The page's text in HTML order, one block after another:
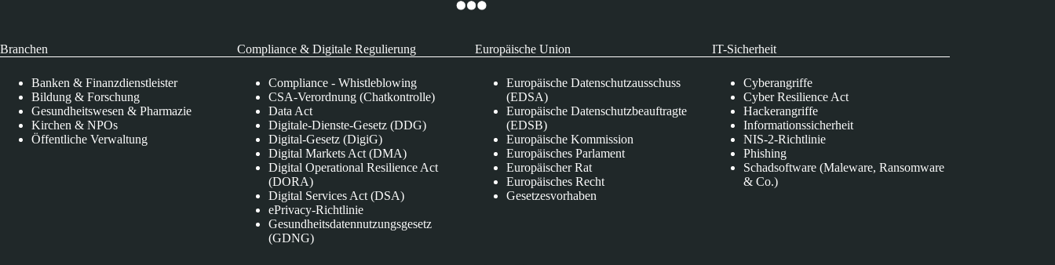
Branchen
Banken & Finanzdienstleister
Bildung & Forschung
Gesundheitswesen & Pharmazie
Kirchen & NPOs
Öffentliche Verwaltung
Compliance & Digitale Regulierung
Compliance - Whistleblowing
CSA-Verordnung (Chatkontrolle)
Data Act
Digitale-Dienste-Gesetz (DDG)
Digital-Gesetz (DigiG)
Digital Markets Act (DMA)
Digital Operational Resilience Act
(DORA)
Digital Services Act (DSA)
ePrivacy-Richtlinie
Gesundheitsdatennutzungsgesetz
(GDNG)
Europäische Union
Europäische Datenschutzausschuss
(EDSA)
Europäische Datenschutzbeauftragte
(EDSB)
Europäische Kommission
Europäisches Parlament
Europäischer Rat
Europäisches Recht
Gesetzesvorhaben
IT-Sicherheit
Cyberangriffe
Cyber Resilience Act
Hackerangriffe
Informationssicherheit
NIS-2-Richtlinie
Phishing
Schadsoftware (Maleware, Ransomware
& Co.)